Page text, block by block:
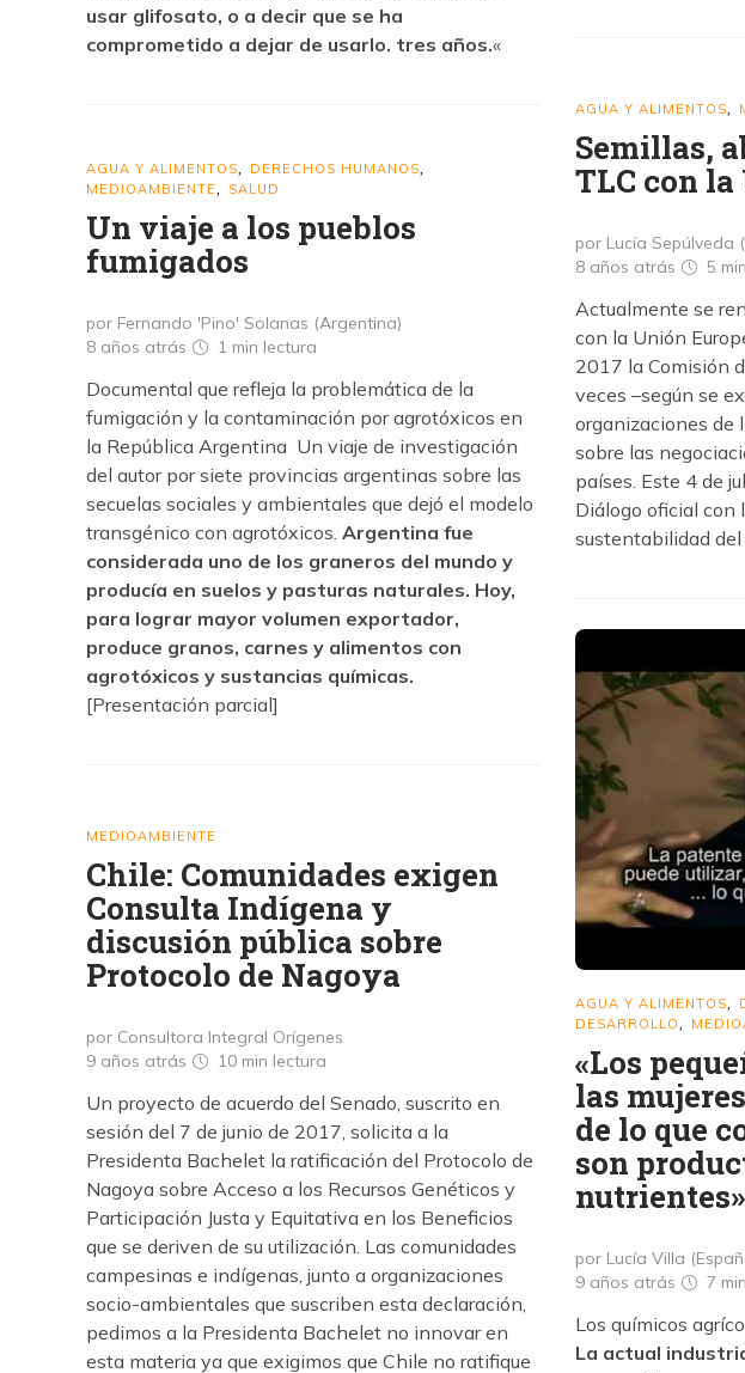
usar glifosato, o a decir que se ha
comprometido a dejar de usarlo. tres años.«
AGUA Y ALIMENTOS
Semillas,
TLC con
por Lucía Sepúlveda
8 años atrás
5 min
Actualmente se
con la Unión
2017 la Comisión
veces –según se
organizaciones de
sobre las
países. Este 4 de
Diálogo oficial con
sustentabilidad del
AGUA Y ALIMENTOS DERECHOS HUMANOS
MEDIOAMBIENTE SALUD
Un viaje a los pueblos
fumigados
por Fernando 'Pino' Solanas (Argentina)
8 años atrás
1 min lectura
Documental que refleja la problemática de la
fumigación y la contaminación por agrotóxicos en
la República Argentina Un viaje de investigación
del autor por siete provincias argentinas sobre las
secuelas sociales y ambientales que dejó el modelo
transgénico con agrotóxicos. Argentina fue
considerada uno de los graneros del mundo y
producía en suelos y pasturas naturales. Hoy,
para lograr mayor volumen exportador,
produce granos, carnes y alimentos con
agrotóxicos y sustancias químicas.
[Presentación parcial]
AGUA Y ALIMENTOS
DESARROLLO
«Los
las
de lo que
son
nutrientes»
por Lucía Villa
9 años atrás
7 min
Los químicos
La actual
MEDIOAMBIENTE
Chile: Comunidades exigen
Consulta Indígena y
discusión pública sobre
Protocolo de Nagoya
por Consultora Integral Orígenes
9 años atrás
10 min lectura
Un proyecto de acuerdo del Senado, suscrito en
sesión del 7 de junio de 2017, solicita a la
Presidenta Bachelet la ratificación del Protocolo de
Nagoya sobre Acceso a los Recursos Genéticos y
Participación Justa y Equitativa en los Beneficios
que se deriven de su utilización. Las comunidades
campesinas e indígenas, junto a organizaciones
socio-ambientales que suscriben esta declaración,
pedimos a la Presidenta Bachelet no innovar en
esta materia ya que exigimos que Chile no ratifique